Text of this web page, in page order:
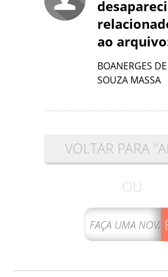
ao
BOANERGES DE
SOUZA MASSA
VOLTAR PARA
OU